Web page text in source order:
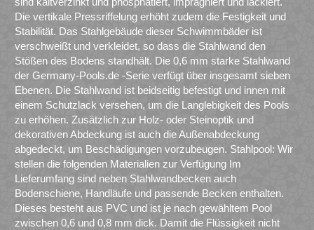
Die vertikale Pressriffelung erhöht zudem die Festigkeit und
Stabilität. Das Stahlgebäude dieser Schwimmbäder ist
verschweißt und verkleidet, so dass die Stahlwand den
Stößen des Bodens standhält. Die 0,6 mm starke Stahlwand
der Germany-Pools.de -Serie verfügt über insgesamt sieben
Ebenen. Die Stahlwand ist beidseitig befestigt und innen mit
einem Schutzlack versehen, um die Langlebigkeit des Pools
zu erhöhen. Zusätzlich zur Holz- oder Steinoptik und
dekorativen Abdeckung ist auch die Außenabdeckung
abgedeckt, um Beschädigungen vorzubeugen. Stahlpool: Wir
stellen die folgenden Materialien zur Verfügung Im
Lieferumfang sind neben Stahlwandbecken auch
Bodenschiene, Handläufe und passende Becken enthalten.
Dieses besteht aus PVC und ist je nach gewähltem Pool
zwischen 0,6 und 0,8 mm dick. Damit die Flüssigkeit nicht